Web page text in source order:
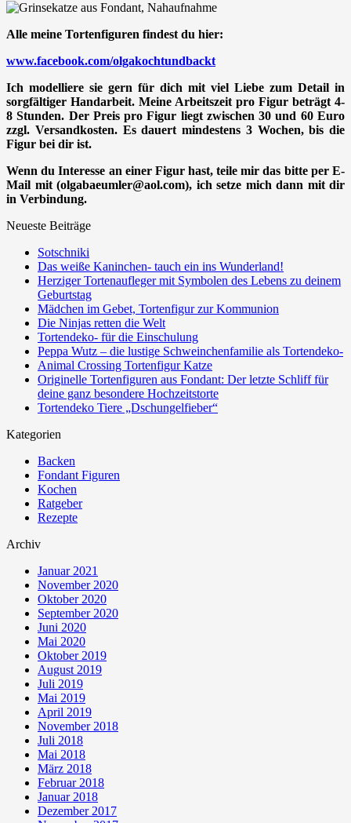
Alle meine Tortenfiguren findest du hier:
www.facebook.com/olgakochtundbackt
Ich modelliere sie gern für dich mit viel Liebe zum Detail in
sorgfältiger Handarbeit. Meine Arbeitszeit pro Figur beträgt 4-
8 Stunden. Der Preis pro Figur liegt zwischen 30 und 60 Euro
zzgl. Versandkosten. Es dauert mindestens 3 Wochen, bis die
Figur bei dir ist.
Wenn du Interesse an einer Figur hast, teile mir das bitte per E-
Mail mit (olgabaeumler@aol.com), ich setze mich dann mit dir
in Verbindung.
Neueste Beiträge
Sotschniki
Das weiße Kaninchen- tauch ein ins Wunderland!
Herziger Tortenaufleger mit Symbolen des Lebens zu deinem
Geburtstag
Mädchen im Gebet, Tortenfigur zur Kommunion
Die Ninjas retten die Welt
Tortendeko- für die Einschulung
Peppa Wutz – die lustige Schweinchenfamilie als Tortendeko-
Animal Crossing Tortenfigur Katze
Originelle Tortenfiguren aus Fondant: Der letzte Schliff für
deine ganz besondere Hochzeitstorte
Tortendeko Tiere „Dschungelfieber“
Kategorien
Backen
Fondant Figuren
Kochen
Ratgeber
Rezepte
Archiv
Januar 2021
November 2020
Oktober 2020
September 2020
Juni 2020
Mai 2020
Oktober 2019
August 2019
Juli 2019
Mai 2019
April 2019
November 2018
Juli 2018
Mai 2018
März 2018
Februar 2018
Januar 2018
Dezember 2017